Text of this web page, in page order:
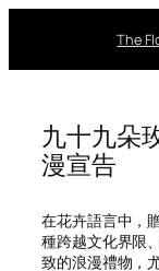
The
九十九朵
漫宣告
在花卉語言中，
種跨越文化界限
致的浪漫禮物，